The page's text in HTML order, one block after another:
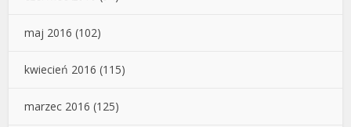
maj 2016 (102)
kwiecień 2016 (115)
marzec 2016 (125)